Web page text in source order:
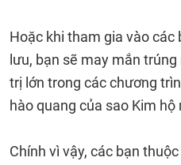
Hoặc khi tham gia vào
lưu, bạn sẽ may mắn
trị lớn trong các chương
hào quang của sao Kim hộ
Chính vì vậy, các bạn